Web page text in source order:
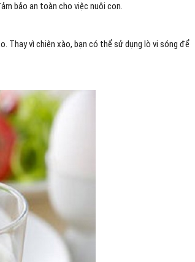
bảo an toàn cho việc nuôi con.
Thay vì chiên xào, bạn có thể sử dụng lò vi sóng để